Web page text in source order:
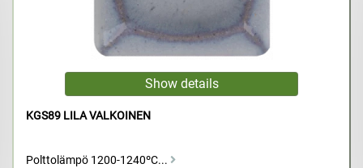
KGS89 LILA VALKOINEN
Polttolämpö 1200-1240ºC...